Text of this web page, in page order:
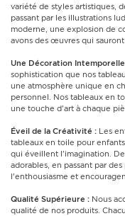
variété de styles artistiques,
passant par les illustrations
moderne, une explosion de
avons des œuvres qui
Une Décoration
sophistication que nos
une atmosphère unique en
personnel. Nos tableaux en
une touche d'art à chaque
Éveil de la Créativité : Les
tableaux en toile pour
qui éveillent l'imagination.
adorables, en passant par
l'enthousiasme et
Qualité Supérieure : Nous
qualité de nos produits.